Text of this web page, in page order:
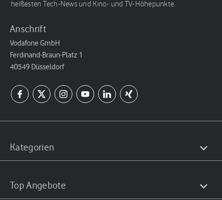
heißesten Tech-News und Kino- und TV-Höhepunkte.
Anschrift
Vodafone GmbH
Ferdinand-Braun-Platz 1
40549 Düsseldorf
Kategorien
Top Angebote